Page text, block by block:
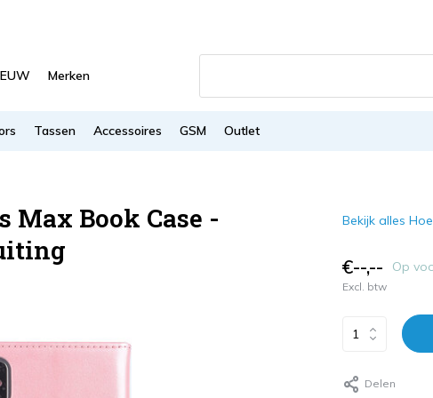
Merken
Tassen Accessoires GSM Outlet
Max Book Case -
Bekijk alles
€--,-- Op
Excl. btw
Delen